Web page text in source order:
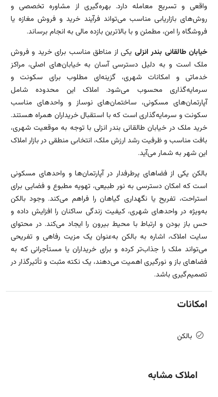
واقعی و تسریع معامله دارد. بهره‌گیری از مشاوره تخصصی و
روش‌های بازاریابی مناسب می‌تواند فرآیند خرید و فروش مغازه یا
فروشگاه را امن، مطمئن و با بالاترین بازده مالی به انجام برساند.
خیابان طالقانی بندر انزلی یکی از مناطق مناسب برای خرید و فروش
ملک است و به دلیل دسترسی آسان به خیابان‌های اصلی، مراکز
خدماتی و امکانات شهری، گزینه‌ای مطلوب برای سکونت و
سرمایه‌گذاری محسوب می‌شود. املاک این محدوده شامل
آپارتمان‌های مسکونی، ساختمان‌های نوساز و واحدهای مناسب
سکونت و سرمایه‌گذاری است که با استقبال خریداران همراه هستند.
خرید ملک در خیابان طالقانی بندر انزلی با توجه به موقعیت شهری،
بافت مناسب و ظرفیت رشد ارزش ملک، انتخابی منطقی در بازار املاک
این شهر به شمار می‌آید.
بالکن یکی از فضاهای پرطرفدار در آپارتمان‌ها و واحدهای مسکونی
است که امکان دسترسی به نور طبیعی، تهویه مطبوع و فضایی برای
استراحت، تفریح یا نگهداری گیاهان را فراهم می‌کند. وجود بالکن
به‌ویژه در واحدهای شهری، کیفیت زندگی ساکنان را افزایش داده و
حس باز بودن و ارتباط با محیط بیرون را ایجاد می‌کند. در محتوای
سایت املاک، اشاره به بالکن به‌عنوان یک مزیت رفاهی و تفریحی
می‌تواند ملک را جذاب‌تر کرده و برای خریداران یا مستأجرانی که به
فضاهای باز و نورگیری اهمیت می‌دهند، یک نکته مثبت و تأثیرگذار در
تصمیم‌گیری باشد.
امکانات
بالکن
املاک مشابه